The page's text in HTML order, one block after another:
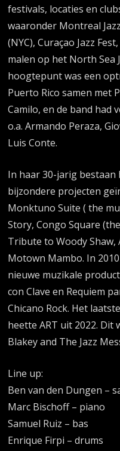
festivals, locaties en
waaronder Montreal
(NYC), Curaçao Jazz
malen op het North Sea
hoogtepunt was een
Puerto Rico samen met
Camilo, en de band had
o.a. Armando Peraza,
Luis Conte.
In haar 30-jarig bestaan
bijzondere projecten
Monktuno Suite ( the
Story, Congo Square
Tribute to Woody Shaw,
Motown Mambo. In
nieuwe muzikale
con Clave en Requiem
Chicano Rock. Het
heette ART uit 2022. Dit
Blakey and The Jazz
Line up:
Ben van den Dungen –
Marc Bischoff – piano
Samuel Ruiz – bas
Enrique Firpi – drums